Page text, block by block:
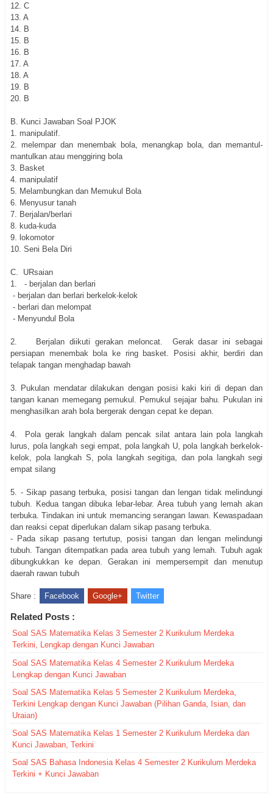
12. C
13. A
14. B
15. B
16. B
17. A
18. A
19. B
20. B
B. Kunci Jawaban Soal PJOK
1. manipulatif.
2. melempar dan menembak bola, menangkap bola, dan memantul-
mantulkan atau menggiring bola
3. Basket
4. manipulatif
5. Melambungkan dan Memukul Bola
6. Menyusur tanah
7. Berjalan/berlari
8. kuda-kuda
9. lokomotor
10. Seni Bela Diri
C. URsaian
1. - berjalan dan berlari
- berjalan dan berlari berkelok-kelok
- berlari dan melompat
- Menyundul Bola
2. Berjalan diikuti gerakan meloncat. Gerak dasar ini sebagai
persiapan menembak bola ke ring basket. Posisi akhir, berdiri dan
telapak tangan menghadap bawah
3. Pukulan mendatar dilakukan dengan posisi kaki kiri di depan dan
tangan kanan memegang pemukul. Pemukul sejajar bahu. Pukulan ini
menghasilkan arah bola bergerak dengan cepat ke depan.
4.
Pola gerak langkah dalam pencak silat antara lain pola langkah
lurus, pola langkah segi empat, pola langkah U, pola langkah berkelok-
kelok, pola langkah S, pola langkah segitiga, dan pola langkah segi
empat silang
5. - Sikap pasang terbuka, posisi tangan dan lengan tidak melindungi
tubuh. Kedua tangan dibuka lebar-lebar. Area tubuh yang lemah akan
terbuka. Tindakan ini untuk memancing serangan lawan. Kewaspadaan
dan reaksi cepat diperlukan dalam sikap pasang terbuka.
- Pada sikap pasang tertutup, posisi tangan dan lengan melindungi
tubuh. Tangan ditempatkan pada area tubuh yang lemah. Tubuh agak
dibungkukkan ke depan. Gerakan ini mempersempit dan menutup
daerah rawan tubuh
Share : Facebook Google+ Twitter
Related Posts :
Soal SAS Matematika Kelas 3 Semester 2 Kurikulum Merdeka
Terkini, Lengkap dengan Kunci Jawaban
Soal SAS Matematika Kelas 4 Semester 2 Kurikulum Merdeka
Lengkap dengan Kunci Jawaban
Soal SAS Matematika Kelas 5 Semester 2 Kurikulum Merdeka,
Terkini Lengkap dengan Kunci Jawaban (Pilihan Ganda, Isian, dan
Uraian)
Soal SAS Matematika Kelas 1 Semester 2 Kurikulum Merdeka dan
Kunci Jawaban, Terkini
Soal SAS Bahasa Indonesia Kelas 4 Semester 2 Kurikulum Merdeka
Terkini + Kunci Jawaban